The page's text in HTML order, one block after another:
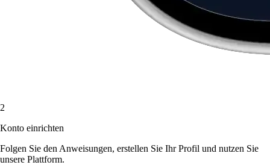
2
Konto einrichten
Folgen Sie den Anweisungen, erstellen Sie Ihr Profil und nutzen Sie
unsere Plattform.